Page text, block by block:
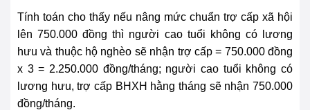
Tính toán cho thấy nếu nâng mức chuẩn trợ cấp xã hội
lên 750.000 đồng thì người cao tuổi không có lương
hưu và thuộc hộ nghèo sẽ nhận trợ cấp = 750.000 đồng
x 3 = 2.250.000 đồng/tháng; người cao tuổi không có
lương hưu, trợ cấp BHXH hằng tháng sẽ nhận 750.000
đồng/tháng.